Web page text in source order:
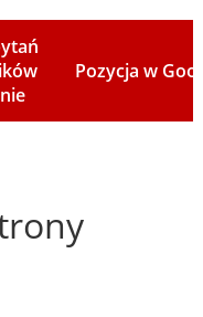
Pozycja w